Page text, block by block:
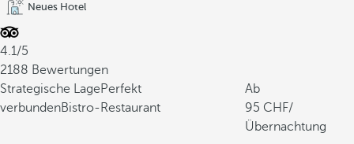
Neues Hotel
4.1/5
2188 Bewertungen
Strategische LagePerfekt
verbundenBistro-Restaurant
Ab
95
/
Übernachtung